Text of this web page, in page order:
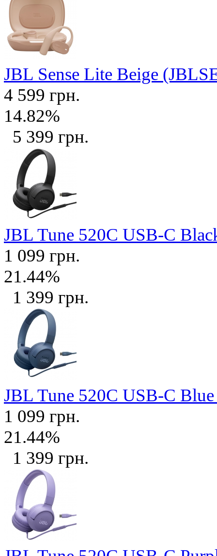
JBL Sense Lite Beige
4 599 грн.
14.82%
5 399 грн.
JBL Tune 520C USB-C
1 099 грн.
21.44%
1 399 грн.
JBL Tune 520C USB-C
1 099 грн.
21.44%
1 399 грн.